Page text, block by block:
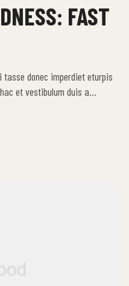
FAST
tasse donec imperdiet eturpis
et vestibulum duis a
adipiscing dui gravida